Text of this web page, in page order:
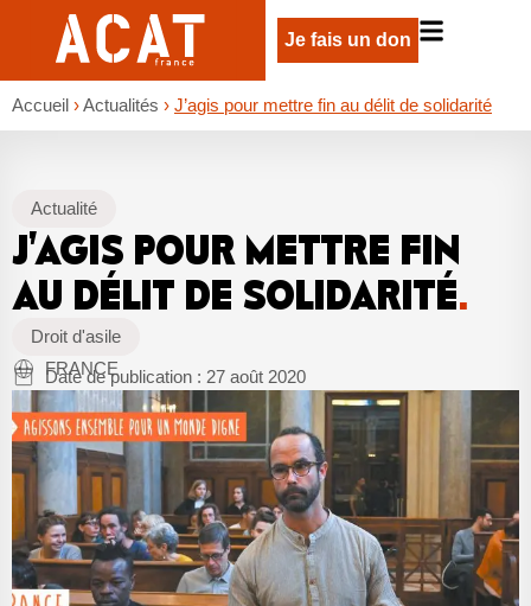
Je fais un don
Accueil ›Actualités › J’agis pour mettre fin au délit de solidarité
Actualité
J’AGIS POUR METTRE FIN
AU DÉLIT DE SOLIDARITÉ.
Droit d'asile
FRANCE
Date de publication : 27 août 2020